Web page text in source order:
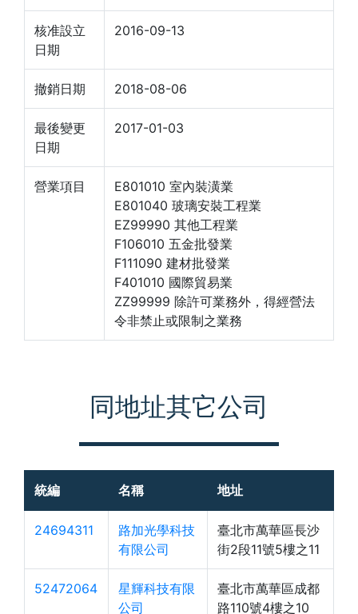
核准設立
日期
2016-09-13
撤銷日期 2018-08-06
最後變更
日期
2017-01-03
營業項目
E801010 室內裝潢業
E801040 玻璃安裝工程業
EZ99990 其他工程業
F106010 五金批發業
F111090 建材批發業
F401010 國際貿易業
ZZ99999 除許可業務外，得經營法
令非禁止或限制之業務
同地址其它公司
統編 名稱 地址
24694311
路加光學科技
有限公司
臺北市萬華區長沙
街2段11號5樓之11
52472064
星輝科技有限
公司
臺北市萬華區成都
路110號4樓之10